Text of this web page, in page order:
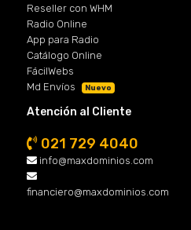
Reseller con WHM
Radio Online
App para Radio
Catálogo Online
FácilWebs
Md Envíos
Nuevo
Atención al Cliente
021 729 4040
info@maxdominios.com
financiero@maxdominios.com